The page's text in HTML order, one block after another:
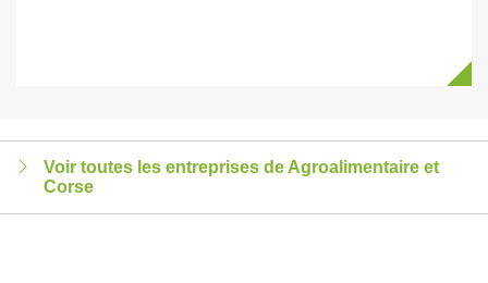
Voir toutes les entreprises de Agroalimentaire et
Corse